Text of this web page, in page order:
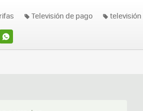
Televisión de pago